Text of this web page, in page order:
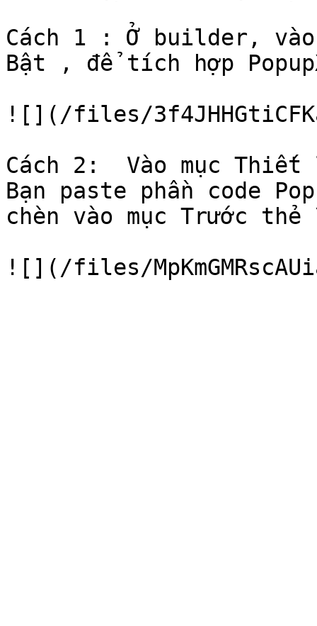
Cách 1 : Ở builder, vào
Bật , để tích hợp
![](/files/
Cách 2:  Vào mục
Bạn paste phần code
chèn vào mục Trước thẻ